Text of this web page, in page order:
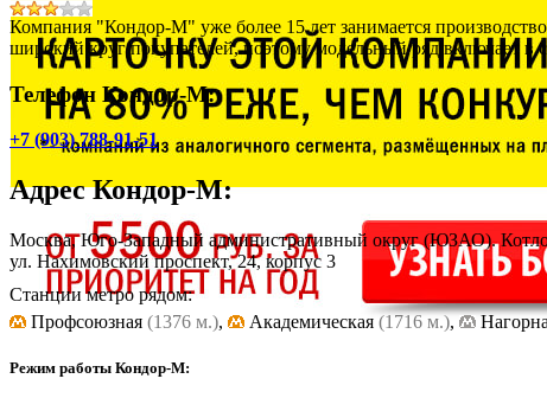
Компания "Кондор-М" уже более 15 лет занимается
широкий круг покупателей, поэтому модельный ряд включает в
Телефон Кондор-М:
+7 (903) 788-91-51
АдресКондор-М:
Москва, Юго-Западный административный округ (ЮЗАО).
ул. Нахимовский проспект, 24, корпус 3
Станции метро рядом:
Профсоюзная (1376 м.), Академическая (1716 м.),
Режим работы Кондор-М: